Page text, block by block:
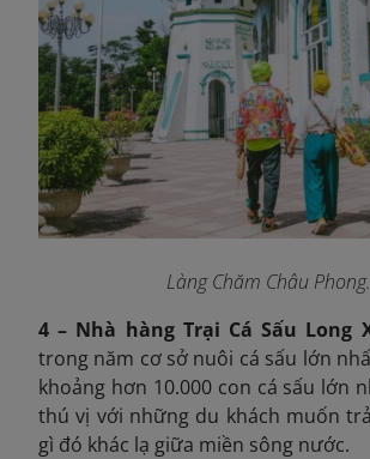
Làng Chăm Châu Phong.
4 – Nhà hàng Trại Cá Sấu Long
trong năm cơ sở nuôi cá sấu lớn
khoảng hơn 10.000 con cá sấu lớn
thú vị với những du khách muốn
gì đó khác lạ giữa miền sông nước.